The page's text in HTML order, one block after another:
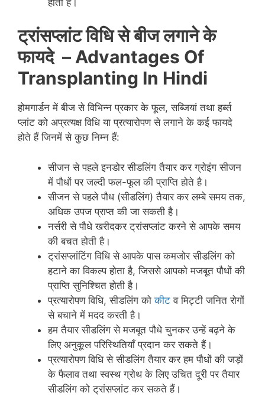
ट्रांसप्लांट विधि से बीज लगाने के
फायदे– Advantages Of
Transplanting In Hindi
होमगार्डन में बीज से विभिन्न प्रकार के फूल, सब्जियां तथा हर्ब्स
प्लांट को अप्रत्यक्ष विधि या प्रत्यारोपण से लगाने के कई फायदे
होते हैं जिनमें से कुछ निम्न हैं:
सीजन से पहले इनडोर सीडलिंग तैयार कर ग्रोइंग सीजन
में पौधों पर जल्दी फल-फूल की प्राप्ति होते है।
सीजन से पहले पौध (सीडलिंग) तैयार कर लम्बे समय तक,
अधिक उपज प्राप्त की जा सकती है।
नर्सरी से पौधे खरीदकर ट्रांसप्लांट करने से आपके समय
की बचत होती है।
ट्रांसप्लांटिंग विधि से आपके पास कमजोर सीडलिंग को
हटाने का विकल्प होता है, जिससे आपको मजबूत पौधों की
प्राप्ति सुनिश्चित होती है।
प्रत्यारोपण विधि, सीडलिंग कोकीट व मिट्टी जनित रोगों
से बचाने में मदद करती है।
हम तैयार सीडलिंग से मजबूत पौधे चुनकर उन्हें बढ़ने के
लिए अनुकूल परिस्थितियाँ प्रदान कर सकते हैं।
प्रत्यारोपण विधि से सीडलिंग तैयार कर हम पौधों की जड़ों
के फैलाव तथा स्वस्थ ग्रोथ के लिए उचित दूरी पर तैयार
सीडलिंग को ट्रांसप्लांट कर सकते हैं।